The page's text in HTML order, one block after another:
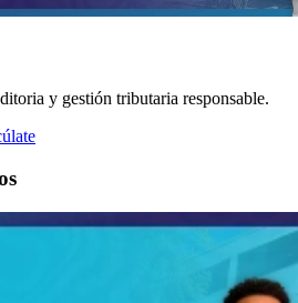
y gestión tributaria responsable.